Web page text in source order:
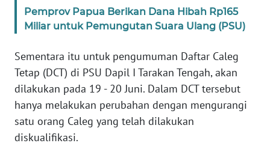
Pemprov Papua Berikan Dana Hibah Rp165
Miliar untuk Pemungutan Suara Ulang (PSU)
Sementara itu untuk pengumuman Daftar Caleg
Tetap (DCT) di PSU Dapil I Tarakan Tengah, akan
dilakukan pada 19 - 20 Juni. Dalam DCT tersebut
hanya melakukan perubahan dengan mengurangi
satu orang Caleg yang telah dilakukan
diskualifikasi.
PAPUA
BARAT
WN
RIAU
WN
SERAMBI